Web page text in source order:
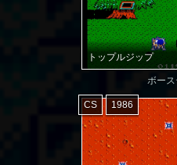
トップルジップ
ボース
CS 1986